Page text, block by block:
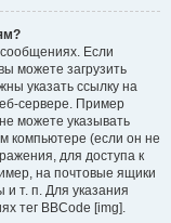
Если
можете загрузить
указать ссылку на
сервере. Пример
можете указывать
компьютере (если он не
для доступа к
на почтовые ящики
т. п. Для указания
тег BBCode [img].